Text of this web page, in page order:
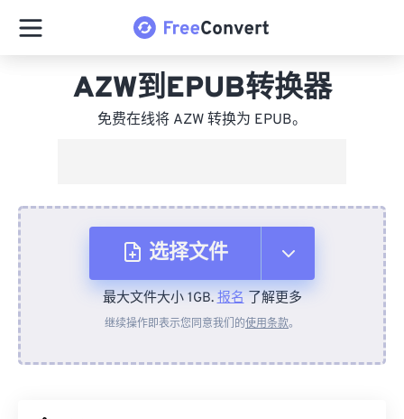
AZW到EPUB转换器
免费在线将 AZW 转换为 EPUB。
选择文件
从设备
最大文件大小 1GB.报名了解更多
继续操作即表示您同意我们的使用条款。